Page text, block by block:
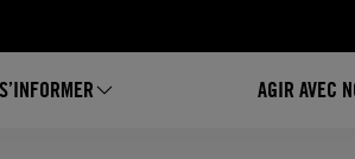
S’INFORMER AGIR AVEC